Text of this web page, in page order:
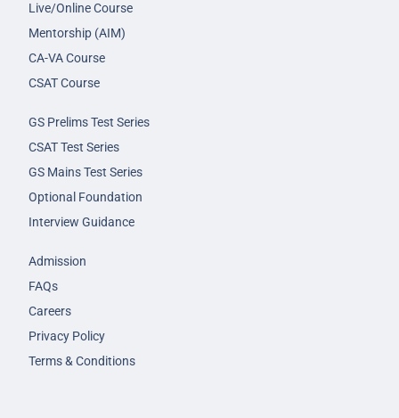
Live/Online Course
Mentorship (AIM)
CA-VA Course
CSAT Course
GS Prelims Test Series
CSAT Test Series
GS Mains Test Series
Optional Foundation
Interview Guidance
Admission
FAQs
Careers
Privacy Policy
Terms & Conditions